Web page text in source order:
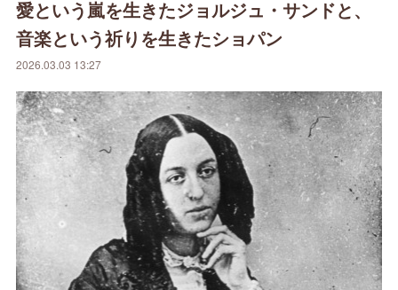
愛という嵐を生きたジョルジュ・サンドと、
音楽という祈りを生きたショパン
2026.03.03 13:27